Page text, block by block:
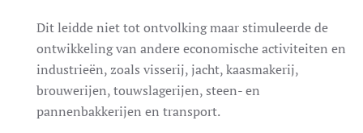
Dit leidde niet tot ontvolking maar stimuleerde de
ontwikkeling van andere economische activiteiten en
industrieën, zoals visserij, jacht, kaasmakerij,
brouwerijen, touwslagerijen, steen- en
pannenbakkerijen en transport.